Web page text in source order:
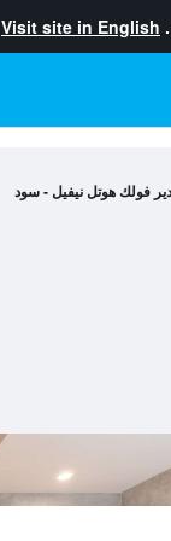
Visit site in English
فولك هوتل نيفيل - سود